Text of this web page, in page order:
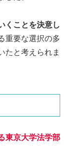
くことを決意し
重要な選択の多
たと考えられま
東京大学法学部